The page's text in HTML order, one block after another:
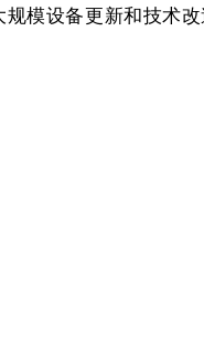
模设备更新和技术